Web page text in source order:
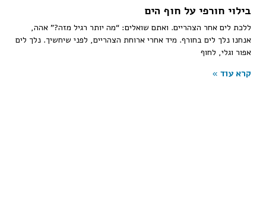
בילוי חורפי על חוף הים
ללכת לים אחר הצהריים. ואתם שואלים: “מה יותר רגיל מזה?” אהה,
אנחנו נלך לים בחורף. מיד אחרי ארוחת הצהריים, לפני שיחשיך. נלך לים
אפור וגלי, לחוף
קרא עוד »